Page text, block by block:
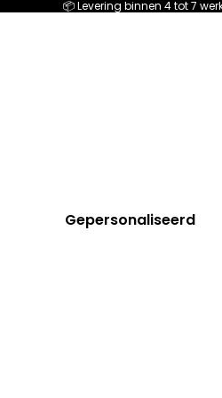
📦 Levering binnen 4 tot 7
Gepersonaliseerd